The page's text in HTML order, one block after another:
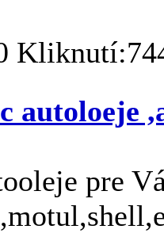
autoloeje
pre